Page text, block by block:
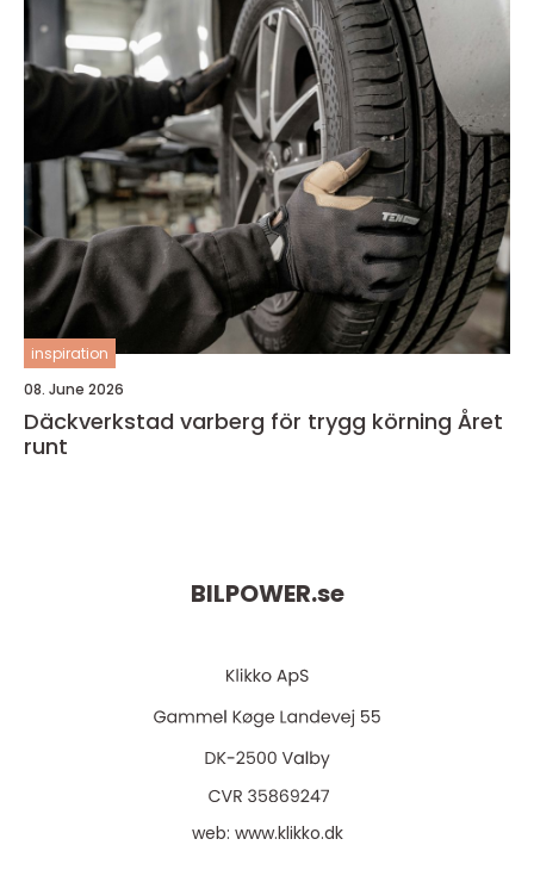
inspiration
08. June 2026
Däckverkstad varberg för trygg körning Året
runt
BILPOWER.se
web: www.klikko.dk